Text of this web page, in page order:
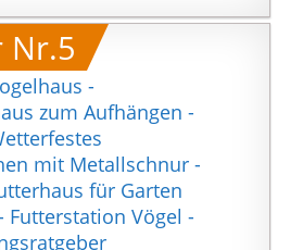
Sonnenlicht und Regen,
Eis und Schnee schützt.
Wenn die Samen
gegessen werden,
füllen die Samen im Silo
automatisch die Schale.
🕊【Einfach zu
wechseln】- Drücken
Sie den PUSH von
Nr.5
-
zum Aufhängen -
mit Metallschnur -
für Garten
Futterstation Vögel -